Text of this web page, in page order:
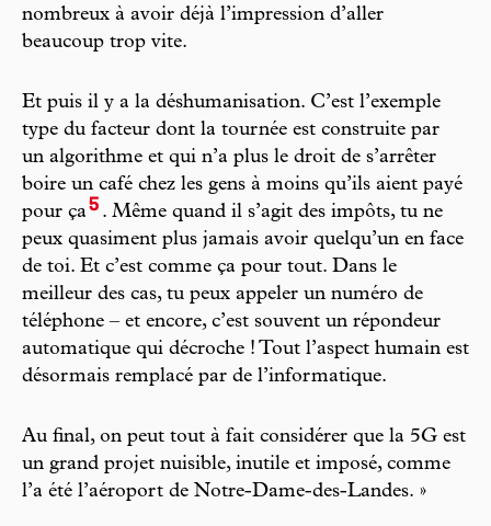
nombreux à avoir déjà l’impression d’aller
beaucoup trop vite.
Et puis il y a la déshumanisation. C’est l’exemple
type du facteur dont la tournée est construite par
un algorithme et qui n’a plus le droit de s’arrêter
boire un café chez les gens à moins qu’ils aient payé
pour ça5 . Même quand il s’agit des impôts, tu ne
peux quasiment plus jamais avoir quelqu’un en face
de toi. Et c’est comme ça pour tout. Dans le
meilleur des cas, tu peux appeler un numéro de
téléphone – et encore, c’est souvent un répondeur
automatique qui décroche ! Tout l’aspect humain est
désormais remplacé par de l’informatique.
Au final, on peut tout à fait considérer que la 5G est
un grand projet nuisible, inutile et imposé, comme
l’a été l’aéroport de Notre-Dame-des-Landes. »